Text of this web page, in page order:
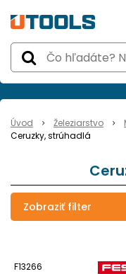
Úvod Železiarstvo
Ceruzky, strúhadlá
Zobraziť filter
F13266